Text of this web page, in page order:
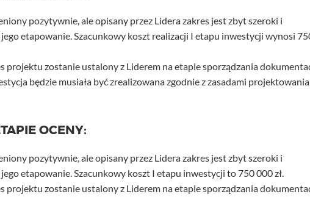
pozytywnie, ale opisany przez Lidera zakres jest zbyt szeroki i
etapowanie. Szacunkowy koszt realizacji I etapu inwestycji wynosi
projektu zostanie ustalony z Liderem na etapie sporządzania
będzie musiała być zrealizowana zgodnie z zasadami projektowania
OCENY:
pozytywnie, ale opisany przez Lidera zakres jest zbyt szeroki i
etapowanie. Szacunkowy koszt I etapu inwestycji to 750 000 zł.
projektu zostanie ustalony z Liderem na etapie sporządzania